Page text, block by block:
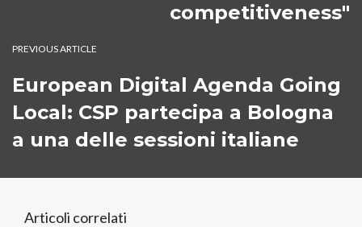
competitiveness"
PREVIOUS ARTICLE
European Digital Agenda Going
Local: CSP partecipa a Bologna
a una delle sessioni italiane
Articoli correlati